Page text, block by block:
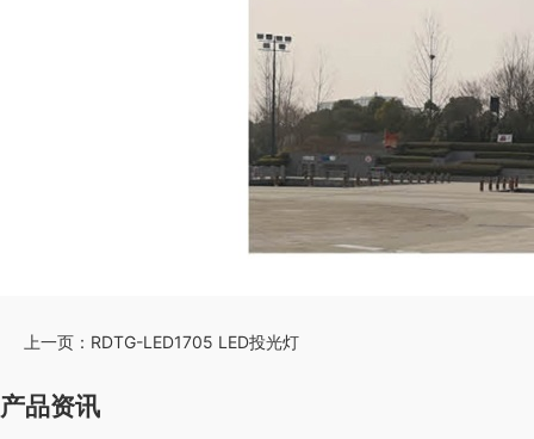
上一页： RDTG-LED1705 LED投光灯
产品资讯